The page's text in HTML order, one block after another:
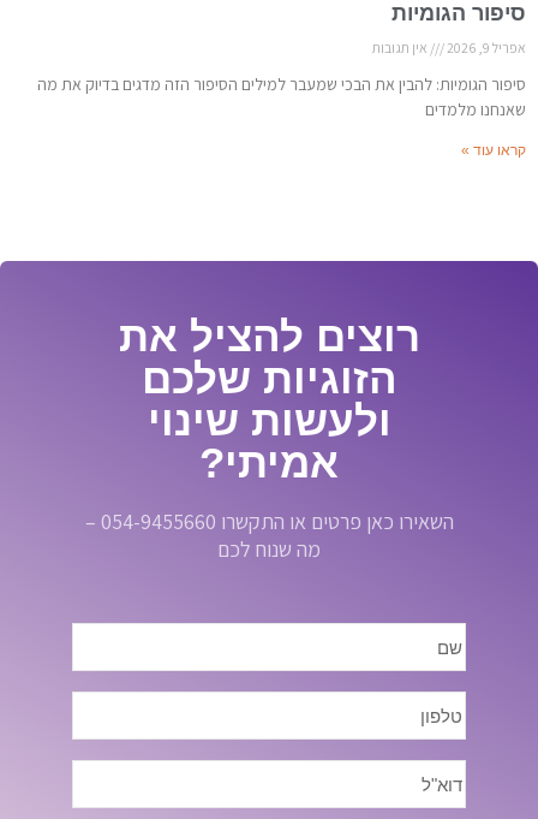
סיפור הגומיות
אפריל 9, 2026 אין תגובות
סיפור הגומיות: להבין את הבכי שמעבר למילים הסיפור הזה מדגים בדיוק את מה
שאנחנו מלמדים
קראו עוד »
רוצים להציל את
הזוגיות שלכם
ולעשות שינוי
אמיתי?
השאירו כאן פרטים או התקשרו 054-9455660 –
מה שנוח לכם